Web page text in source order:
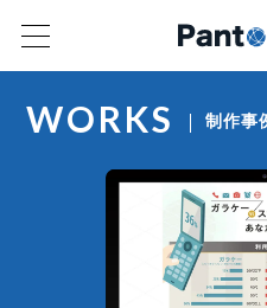
WORKS 制作事